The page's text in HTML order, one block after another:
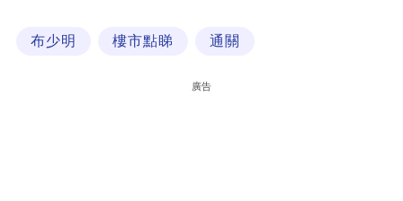
場
布少明 樓市點睇 通關
廣告